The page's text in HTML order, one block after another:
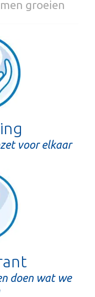
groeien
voor elkaar
doen wat we